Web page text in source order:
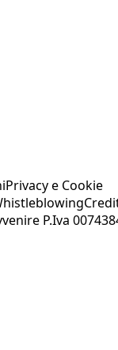
Privacy e Cookie
P.Iva